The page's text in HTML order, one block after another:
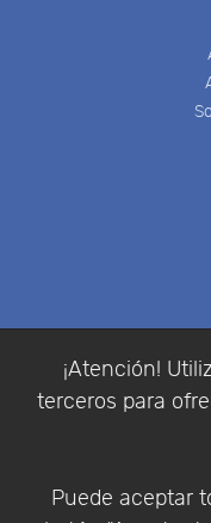
¡Atención!
terceros para
Puede aceptar